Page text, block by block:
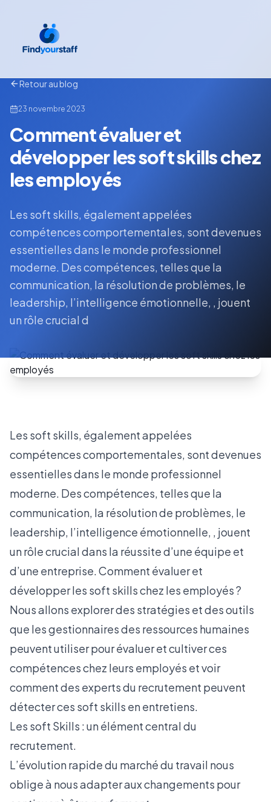
Retour au blog
23 novembre 2023
Comment évaluer et
développer les soft skills chez
les employés
Les soft skills, également appelées
compétences comportementales, sont devenues
essentielles dans le monde professionnel
moderne. Des compétences, telles que la
communication, la résolution de problèmes, le
leadership, l’intelligence émotionnelle, , jouent
un rôle crucial d
Les soft skills, également appelées
compétences comportementales, sont devenues
essentielles dans le monde professionnel
moderne. Des compétences, telles que la
communication, la résolution de problèmes, le
leadership, l’intelligence émotionnelle, , jouent
un rôle crucial dans la réussite d’une équipe et
d’une entreprise. Comment évaluer et
développer les soft skills chez les employés ?
Nous allons explorer des stratégies et des outils
que les gestionnaires des ressources humaines
peuvent utiliser pour évaluer et cultiver ces
compétences chez leurs employés et voir
comment des experts du recrutement peuvent
détecter ces soft skills en entretiens.
Les soft Skills : un élément central du
recrutement.
L’évolution rapide du marché du travail nous
oblige à nous adapter aux changements pour